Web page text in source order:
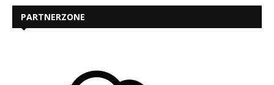
PARTNERZONE